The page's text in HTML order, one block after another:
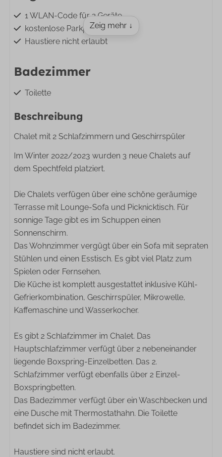
1 WLAN-Code für 2 Geräte
kostenlose Parkplätze
Haustiere nicht erlaubt
Badezimmer
Toilette
Draußen
Autovrij
Lounge-Set
Direkter Blick auf den Kinderspielplatz
Küche
L'OR Barista koffiecupmachine
Gasherd mit 4 Brennern
Gefrierschrank
Kühlschrank
Kaffeemaschine
Wasserkocher
Spülmaschine
Wohnzimmer
LCD Fernseher
Zeig mehr ↓
Beschreibung
Chalet mit 2 Schlafzimmern und Geschirrspüler
Im Winter 2022/2023 wurden 3 neue Chalets auf
dem Spechtfeld platziert.
Die Chalets verfügen über eine schöne geräumige
Terrasse mit Lounge-Sofa und Picknicktisch. Für
sonnige Tage gibt es im Schuppen einen
Sonnenschirm.
Das Wohnzimmer vergügt über ein Sofa mit sepraten
Stühlen und einen Esstisch. Es gibt viel Platz zum
Spielen oder Fernsehen.
Die Küche ist komplett ausgestattet inklusive Kühl-
Gefrierkombination, Geschirrspüler, Mikrowelle,
Kaffemaschine und Wasserkocher.
Es gibt 2 Schlafzimmer im Chalet. Das
Hauptschlafzimmer verfügt über 2 nebeneinander
liegende Boxspring-Einzelbetten. Das 2.
Schlafzimmer verfügt ebenfalls über 2 Einzel-
Boxspringbetten.
Das Badezimmer verfügt über ein Waschbecken und
eine Dusche mit Thermostathahn. Die Toilette
befindet sich im Badezimmer.
Haustiere sind nicht erlaubt.